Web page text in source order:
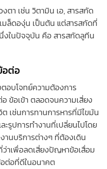
ตา เช่น วิตามิน เอ, สารสกัด
มล็ดองุ่น เป็นต้น แต่สารสกัดที่
งในปัจจุบัน คือ สารสกัดลูทีน
อต่อ
อบโจทย์ความต้องการ
ข้อเข้า ตลอดจนความเสี่ยง
เช่นการทานการหารที่มีไขมัน
รูปการทำงานที่เปลี่ยนไปโดย
นบริการต่างๆ ที่ต้องเดิน
ว่าเพื่อลดเสี่ยงปัญหาข้อเสื่อม
ต่อที่ดีในอนาคต